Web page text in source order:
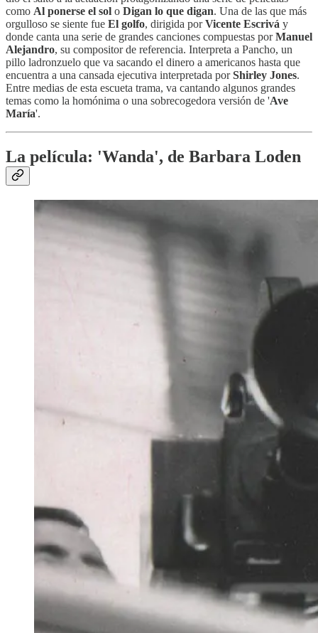
como Al ponerse el sol o Digan lo que digan. Una de las que más
orgulloso se siente fue El golfo, dirigida porVicente Escrivá y
donde canta una serie de grandes canciones compuestas porManuel
Alejandro, su compositor de referencia. Interpreta a Pancho, un
pillo ladronzuelo que va sacando el dinero a americanos hasta que
encuentra a una cansada ejecutiva interpretada porShirley Jones.
Entre medias de esta escueta trama, va cantando algunos grandes
temas como la homónima o una sobrecogedora versión de 'Ave
María'.
La película: 'Wanda', de Barbara Loden